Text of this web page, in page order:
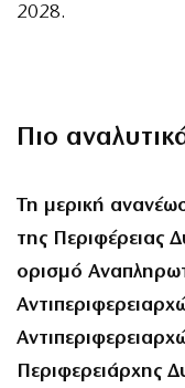
2028.
Πιο
Τη μερική
της Περιφέρειας
ορισμό
Περιφερειάρχης